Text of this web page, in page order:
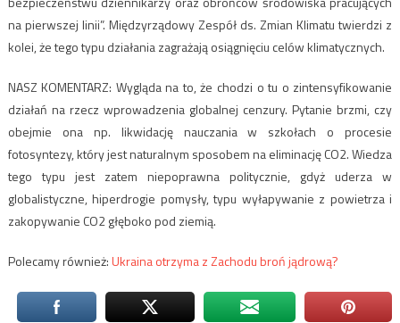
na pierwszej linii”. Międzyrządowy Zespół ds. Zmian Klimatu twierdzi z
kolei, że tego typu działania zagrażają osiągnięciu celów klimatycznych.
NASZ KOMENTARZ: Wygląda na to, że chodzi o tu o zintensyfikowanie
działań na rzecz wprowadzenia globalnej cenzury. Pytanie brzmi, czy
obejmie ona np. likwidację nauczania w szkołach o procesie
fotosyntezy, który jest naturalnym sposobem na eliminację CO2. Wiedza
tego typu jest zatem niepoprawna politycznie, gdyż uderza w
globalistyczne, hiperdrogie pomysły, typu wyłapywanie z powietrza i
zakopywanie CO2 głęboko pod ziemią.
Polecamy również:Ukraina otrzyma z Zachodu broń jądrową?